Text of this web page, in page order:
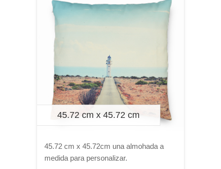
45.72 cm x 45.72 cm
45.72 cm x 45.72cm una almohada a
medida para personalizar.